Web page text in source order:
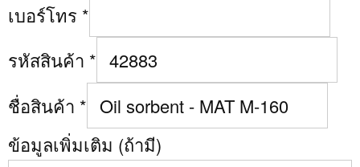
เบอร์โทร *
รหัสสินค้า *
ชื่อสินค้า *
ข้อมูลเพิ่มเติม (ถ้ามี)